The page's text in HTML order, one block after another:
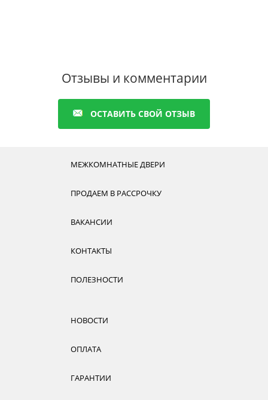
Отзывы и комментарии
ОСТАВИТЬ СВОЙ ОТЗЫВ
МЕЖКОМНАТНЫЕ ДВЕРИ
ПРОДАЕМ В РАССРОЧКУ
ВАКАНСИИ
КОНТАКТЫ
ПОЛЕЗНОСТИ
НОВОСТИ
ОПЛАТА
ГАРАНТИИ